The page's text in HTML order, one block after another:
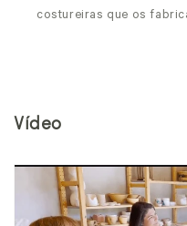
costureiras que os
Vídeo